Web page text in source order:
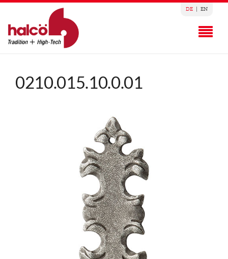
DE EN
0210.015.10.0.01